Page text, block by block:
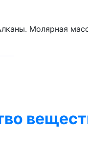
Молярная